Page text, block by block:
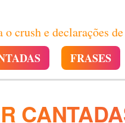
o crush e declarações
FRASES